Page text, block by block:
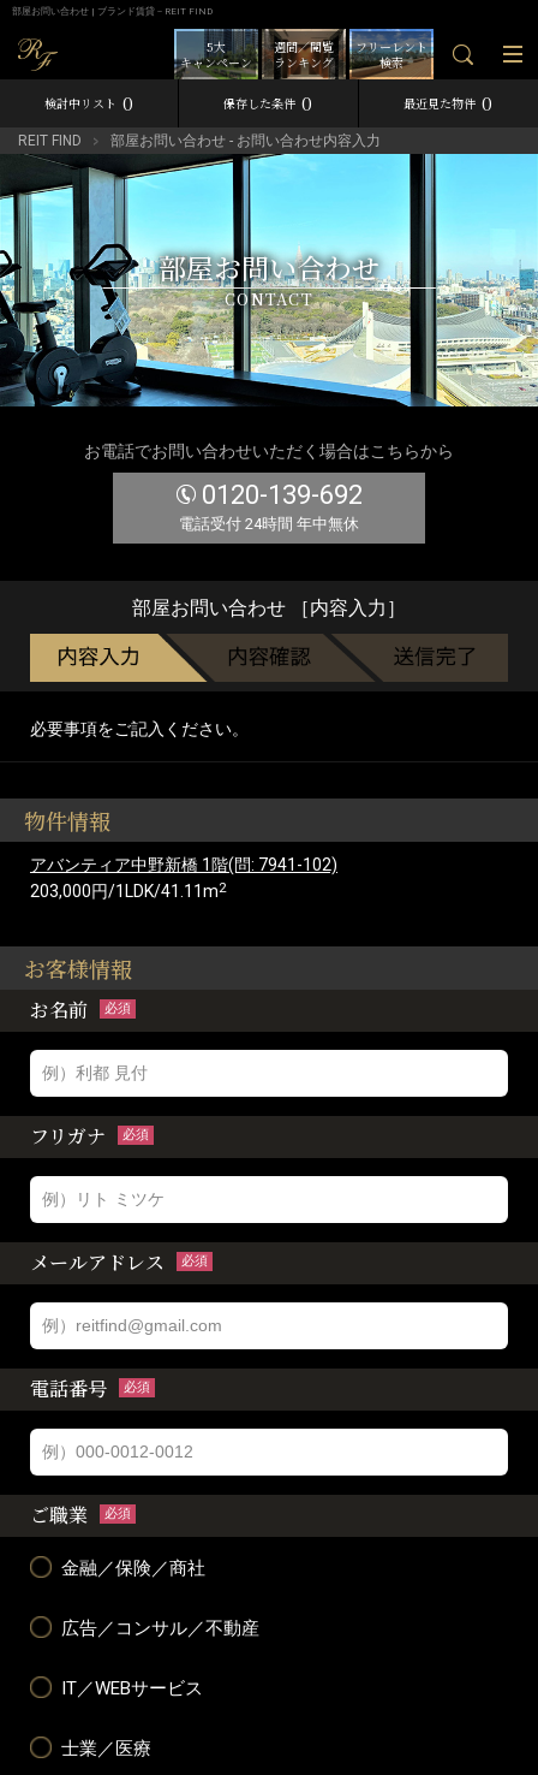
部屋お問い合わせ | ブランド賃貸－REIT FIND
フリーレント
検索
週間／閲覧
ランキング
5大
キャンペーン
検討中リスト 0 保存した条件 0 最近見た物件 0
REIT FIND 部屋お問い合わせ - お問い合わせ内容入力
部屋お問い合わせ
CONTACT
お電話でお問い合わせいただく場合はこちらから
0120-139-692
電話受付 24時間 年中無休
部屋お問い合わせ ［内容入力］
必要事項をご記入ください。
物件情報
アバンティア中野新橋 1階(問: 7941-102)
203,000円/1LDK/41.11m2
お客様情報
お名前 必須
フリガナ 必須
メールアドレス 必須
電話番号 必須
ご職業 必須
金融／保険／商社
広告／コンサル／不動産
IT／WEBサービス
士業／医療